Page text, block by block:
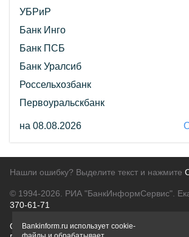
УБРиР
Банк Инго
Банк ПСБ
Банк Уралсиб
Россельхозбанк
Первоуральскбанк
на 08.08.2026
Нашли ошибку? Выделите текст и нажмите
© 1994-2026. РИА "БанкИнформСервис".
370-61-71
О проектеПолитика конфиденциальности
Bankinform.ru использует cookie-